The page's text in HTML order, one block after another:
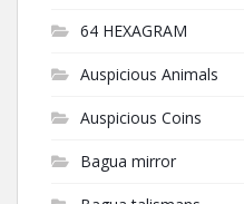
64 HEXAGRAM
Auspicious Animals
Auspicious Coins
Bagua mirror